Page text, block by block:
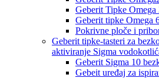
Geberit Tipke Omega
Geberit tipke Omega
Pokrivne ploče i
Geberit tipke-tasteri za
aktiviranje Sigma
Geberit Sigma 10
Gebeit uređaj za